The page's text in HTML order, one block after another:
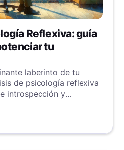
Reflexiva: guía
tu
laberinto de tu
de psicología reflexiva
introspección y
de ti